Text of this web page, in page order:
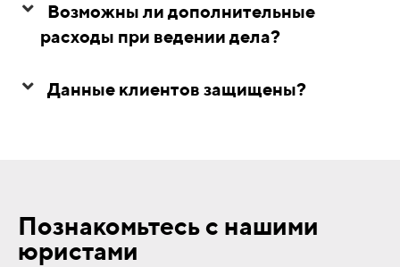
Возможны ли дополнительные
расходы при ведении дела?
Данные клиентов защищены?
Познакомьтесь с нашими
юристами